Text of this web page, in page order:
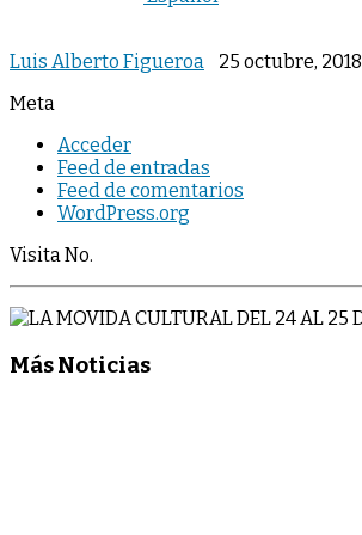
Luis Alberto Figueroa 25 octubre, 2018
Meta
Acceder
Feed de entradas
Feed de comentarios
WordPress.org
Visita No.
Más Noticias